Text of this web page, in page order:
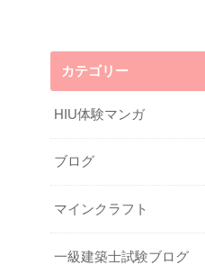
カテゴリー
HIU体験マンガ
ブログ
マインクラフト
一級建築士試験ブログ